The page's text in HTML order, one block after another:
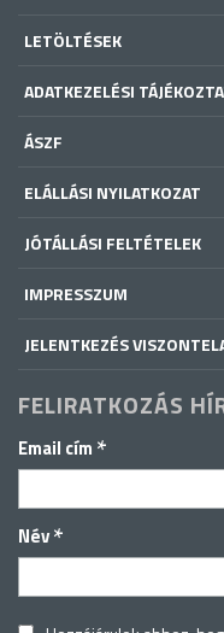
LETÖLTÉSEK
ADATKEZELÉSI
ÁSZF
ELÁLLÁSI NYILATKOZAT
JÓTÁLLÁSI FELTÉTELEK
IMPRESSZUM
JELENTKEZÉS
FELIRATKOZÁS
Email cím *
Név*